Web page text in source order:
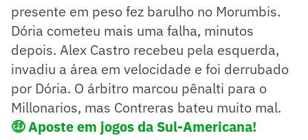
presente em peso fez barulho no Morumbis.
Dória cometeu mais uma falha, minutos
depois. Alex Castro recebeu pela esquerda,
invadiu a área em velocidade e foi derrubado
por Dória. O árbitro marcou pênalti para o
Millonarios, mas Contreras bateu muito mal.
🤑Aposte em jogos da Sul-Americana!